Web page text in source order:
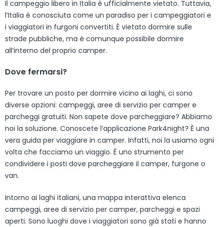
Il campeggio libero in Italia è ufficialmente vietato. Tuttavia,
l’Italia è conosciuta come un paradiso per i campeggiatori e
i viaggiatori in furgoni convertiti. È vietato dormire sulle
strade pubbliche, ma è comunque possibile dormire
all’interno del proprio camper.
Dove fermarsi?
Per trovare un posto per dormire vicino ai laghi, ci sono
diverse opzioni: campeggi, aree di servizio per camper e
parcheggi gratuiti. Non sapete dove parcheggiare? Abbiamo
noi la soluzione. Conoscete l’applicazione Park4night? È una
vera guida per viaggiare in camper. Infatti, noi la usiamo ogni
volta che facciamo un viaggio. È uno strumento per
condividere i posti dove parcheggiare il camper, furgone o
van.
Intorno ai laghi italiani, una mappa interattiva elenca
campeggi, aree di servizio per camper, parcheggi e spazi
aperti. Sono luoghi dove i viaggiatori sono già stati e hanno